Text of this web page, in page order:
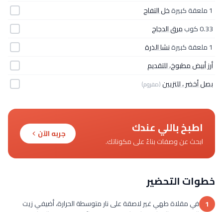
1 ملعقة كبيرة
خل التفاح
0.33 كوب
مرق الدجاج
1 ملعقة كبيرة
نشا الذرة
أرز أبيض مطبوخ، للتقديم
بصل أخضر ، للتزيين(مفروم)
اطبخ باللي عندك
ابحث عن وصفات بناءً على مكوناتك.
جربه الآن
خطوات التحضير
1 في مقلاة طهي غير لاصقة على نار متوسطة الحرارة، أضيفي زيت